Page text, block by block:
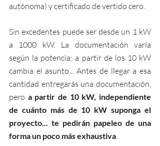
autónoma) y certificado de vertido cero.
Sin excedentes puede ser desde un 1 kW
a 1000 kW. La documentación varía
según la potencia: a partir de los 10 kW
cambia el asunto... Antes de llegar a esa
cantidad entregarás una documentación,
pero a partir de 10 kW, independiente
de cuánto más de 10 kW suponga el
proyecto... te pedirán papeleo de una
forma un poco más exhaustiva.